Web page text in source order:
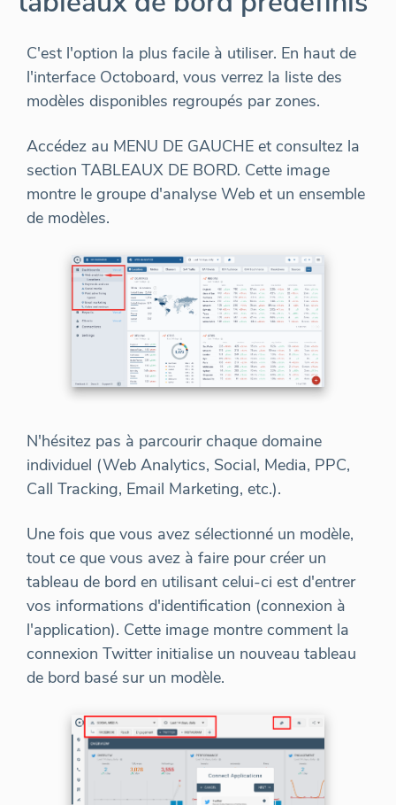
C'est l'option la plus facile à utiliser. En haut de
l'interface Octoboard, vous verrez la liste des
modèles disponibles regroupés par zones.
Accédez au MENU DE GAUCHE et consultez la
section TABLEAUX DE BORD. Cette image
montre le groupe d'analyse Web et un ensemble
de modèles.
N'hésitez pas à parcourir chaque domaine
individuel (Web Analytics, Social, Media, PPC,
Call Tracking, Email Marketing, etc.).
Une fois que vous avez sélectionné un modèle,
tout ce que vous avez à faire pour créer un
tableau de bord en utilisant celui-ci est d'entrer
vos informations d'identification (connexion à
l'application). Cette image montre comment la
connexion Twitter initialise un nouveau tableau
de bord basé sur un modèle.